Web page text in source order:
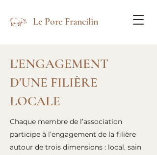
Le Porc Francilin
L'ENGAGEMENT
D'UNE FILIÈRE
LOCALE
Chaque membre de l’association
participe à l’engagement de la filière
autour de trois dimensions : local, sain